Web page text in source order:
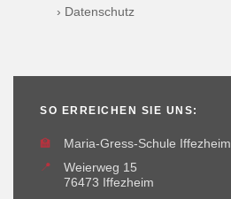
› Datenschutz
SO ERREICHEN SIE UNS:
🏫
Maria-Gress-Schule Iffezheim
📍
Weierweg 15
76473 Iffezheim